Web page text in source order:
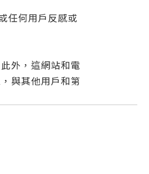
任何用戶反感或
外 ， 這網站和電
與其他用戶和第